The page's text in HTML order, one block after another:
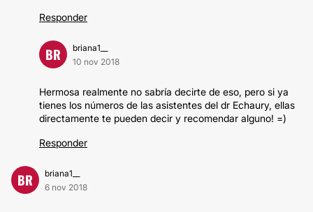
Responder
BR
briana1__
10 nov 2018
Hermosa realmente no sabría decirte de eso, pero si ya
tienes los números de las asistentes del dr Echaury, ellas
directamente te pueden decir y recomendar alguno! =)
Responder
BR
briana1__
6 nov 2018